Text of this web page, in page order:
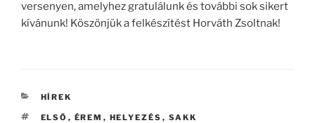
versenyen, amelyhez gratulálunk és további sok sikert
kívánunk! Köszönjük a felkészítést Horváth Zsoltnak!
KATEGÓRIÁK
HÍREK
CÍMKÉK
ELSŐ , ÉREM , HELYEZÉS , SAKK